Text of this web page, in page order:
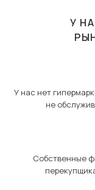
У
У нас нет
не
Собственные